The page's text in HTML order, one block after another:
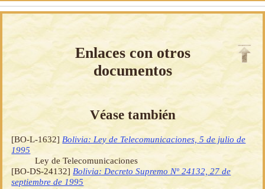
Enlaces con otros
documentos
Véase también
[BO-L-1632] Bolivia: Ley de Telecomunicaciones, 5 de julio de
1995
Ley de Telecomunicaciones
[BO-DS-24132] Bolivia: Decreto Supremo Nº 24132, 27 de
septiembre de 1995